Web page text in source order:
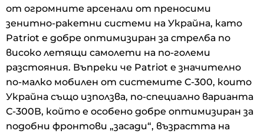
от огромните арсенали от преносими
зенитно-ракетни системи на Украйна, като
Patriot е добре оптимизиран за стрелба по
високо летящи самолети на по-големи
разстояния. Въпреки че Patriot е значително
по-малко мобилен от системите С-300, които
Украйна също използва, по-специално варианта
С-300В, който е особено добре оптимизиран за
подобни фронтови „засади“, възрастта на